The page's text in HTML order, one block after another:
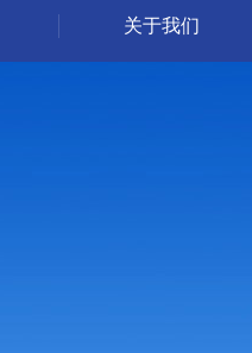
关于我们